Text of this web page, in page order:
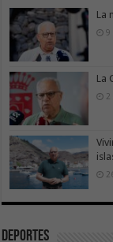
La
9
La
2
Deportes